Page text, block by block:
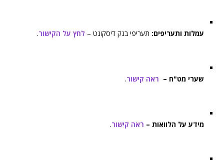
עמלות ותעריפים: תעריפי בנק דיסקונט – לחץ על הקישור.
שערי מט"ח – ראה קישור.
מידע על הלוואות – ראה קישור.